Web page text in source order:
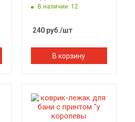
В наличии: 12
240руб./шт
В корзину